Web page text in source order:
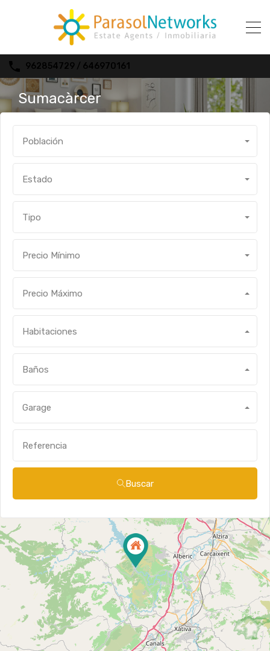
962854729 / 646970161
Sumacàrcer
Población
Estado
Tipo
Precio Mínimo
Precio Máximo
Habitaciones
Baños
Garage
Buscar